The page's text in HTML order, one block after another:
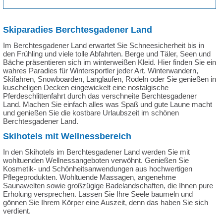
Skiparadies Berchtesgadener Land
Im Berchtesgadener Land erwartet Sie Schneesicherheit bis in
den Frühling und viele tolle Abfahrten. Berge und Täler, Seen und
Bäche präsentieren sich im winterweißen Kleid. Hier finden Sie ein
wahres Paradies für Wintersportler jeder Art. Winterwandern,
Skifahren, Snowboarden, Langlaufen, Rodeln oder Sie genießen in
kuscheligen Decken eingewickelt eine nostalgische
Pferdeschlittenfahrt durch das verschneite Berchtesgadener
Land. Machen Sie einfach alles was Spaß und gute Laune macht
und genießen Sie die kostbare Urlaubszeit im schönen
Berchtesgadener Land.
Skihotels mit Wellnessbereich
In den Skihotels im Berchtesgadener Land werden Sie mit
wohltuenden Wellnessangeboten verwöhnt. Genießen Sie
Kosmetik- und Schönheitsanwendungen aus hochwertigen
Pflegeprodukten. Wohltuende Massagen, angenehme
Saunawelten sowie großzügige Badelandschaften, die Ihnen pure
Erholung versprechen. Lassen Sie Ihre Seele baumeln und
gönnen Sie Ihrem Körper eine Auszeit, denn das haben Sie sich
verdient.